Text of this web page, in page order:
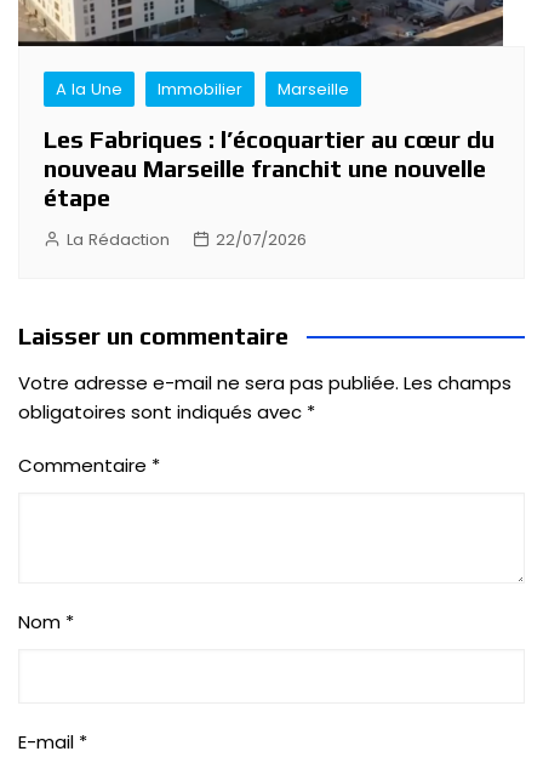
A la Une Immobilier Marseille
Les Fabriques : l’écoquartier au cœur du
nouveau Marseille franchit une nouvelle
étape
La Rédaction 22/07/2026
Laisser un commentaire
Votre adresse e-mail ne sera pas publiée. Les champs
obligatoires sont indiqués avec *
Commentaire *
Nom *
E-mail *